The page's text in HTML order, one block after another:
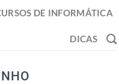
DE INFORMÁTICA
DICAS